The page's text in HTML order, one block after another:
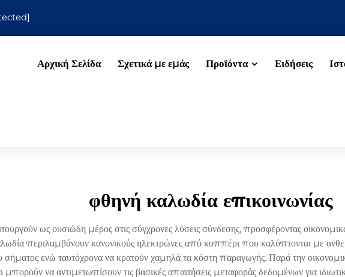
Αρχική Σελίδα Σχετικά με εμάς Προϊόντα Ειδήσεις
φθηνή καλωδία επικοινωνίας
ως ουσιώδη μέρος στις σύγχρονες λύσεις σύνδεσης, προσφέροντας
περιλαμβάνουν κανονικούς ηλεκτρώνες από κοππέρι που καλύπτονται με
σήματος ενώ ταυτόχρονα να κρατούν χαμηλά τα κόστη παραγωγής. Παρά την
μπορούν να αντιμετωπίσουν τις βασικές απαιτήσεις μεταφοράς δεδομένων για